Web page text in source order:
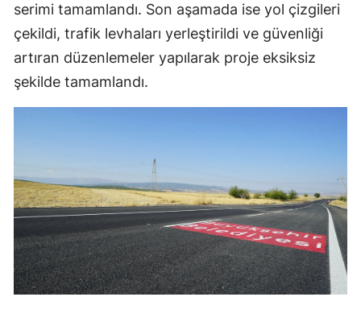
serimi tamamlandı. Son aşamada ise yol çizgileri
çekildi, trafik levhaları yerleştirildi ve güvenliği
artıran düzenlemeler yapılarak proje eksiksiz
şekilde tamamlandı.